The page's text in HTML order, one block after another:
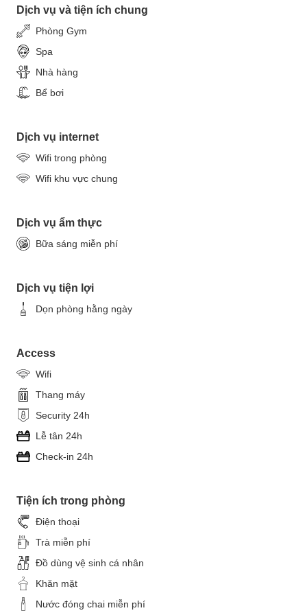
Dịch vụ và tiện ích chung
Phòng Gym
Spa
Nhà hàng
Bể bơi
Dịch vụ internet
Wifi trong phòng
Wifi khu vực chung
Dịch vụ ẩm thực
Bữa sáng miễn phí
Dịch vụ tiện lợi
Dọn phòng hằng ngày
Access
Wifi
Thang máy
Security 24h
Lễ tân 24h
Check-in 24h
Tiện ích trong phòng
Điện thoại
Trà miễn phí
Đồ dùng vệ sinh cá nhân
Khăn mặt
Nước đóng chai miễn phí